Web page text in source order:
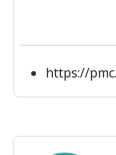
https://